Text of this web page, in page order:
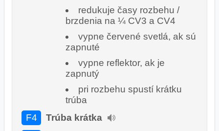
redukuje časy rozbehu /
brzdenia na ¼ CV3 a CV4
vypne červené svetlá, ak sú
zapnuté
vypne reflektor, ak je
zapnutý
pri rozbehu spustí krátku
trúba
F4
Trúba krátka